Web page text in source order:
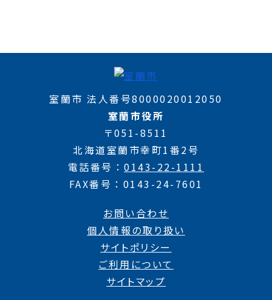
室蘭市 法人番号8000020012050
室蘭市役所
〒051-8511
北海道室蘭市幸町1番2号
電話番号
0143-22-1111
FAX番号
0143-24-7601
お問い合わせ
個人情報の取り扱い
サイトポリシー
ご利用について
サイトマップ